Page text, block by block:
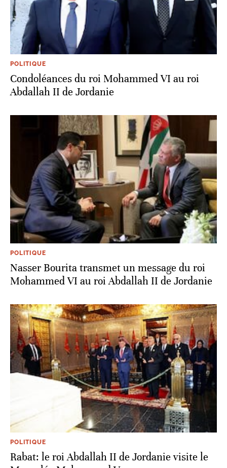
POLITIQUE
Condoléances du roi Mohammed VI au roi
Abdallah II de Jordanie
POLITIQUE
Nasser Bourita transmet un message du roi
Mohammed VI au roi Abdallah II de Jordanie
POLITIQUE
Rabat: le roi Abdallah II de Jordanie visite le